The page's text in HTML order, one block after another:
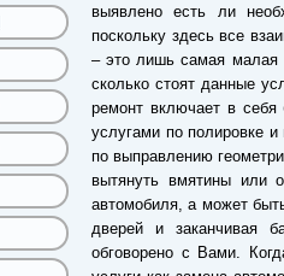
выявлено есть ли
поскольку здесь все
– это лишь самая малая
сколько стоят данные
ремонт включает в себя
услугами по полировке и
по выправлению
вытянуть вмятины или
автомобиля, а может
дверей и заканчивая
обговорено с Вами.